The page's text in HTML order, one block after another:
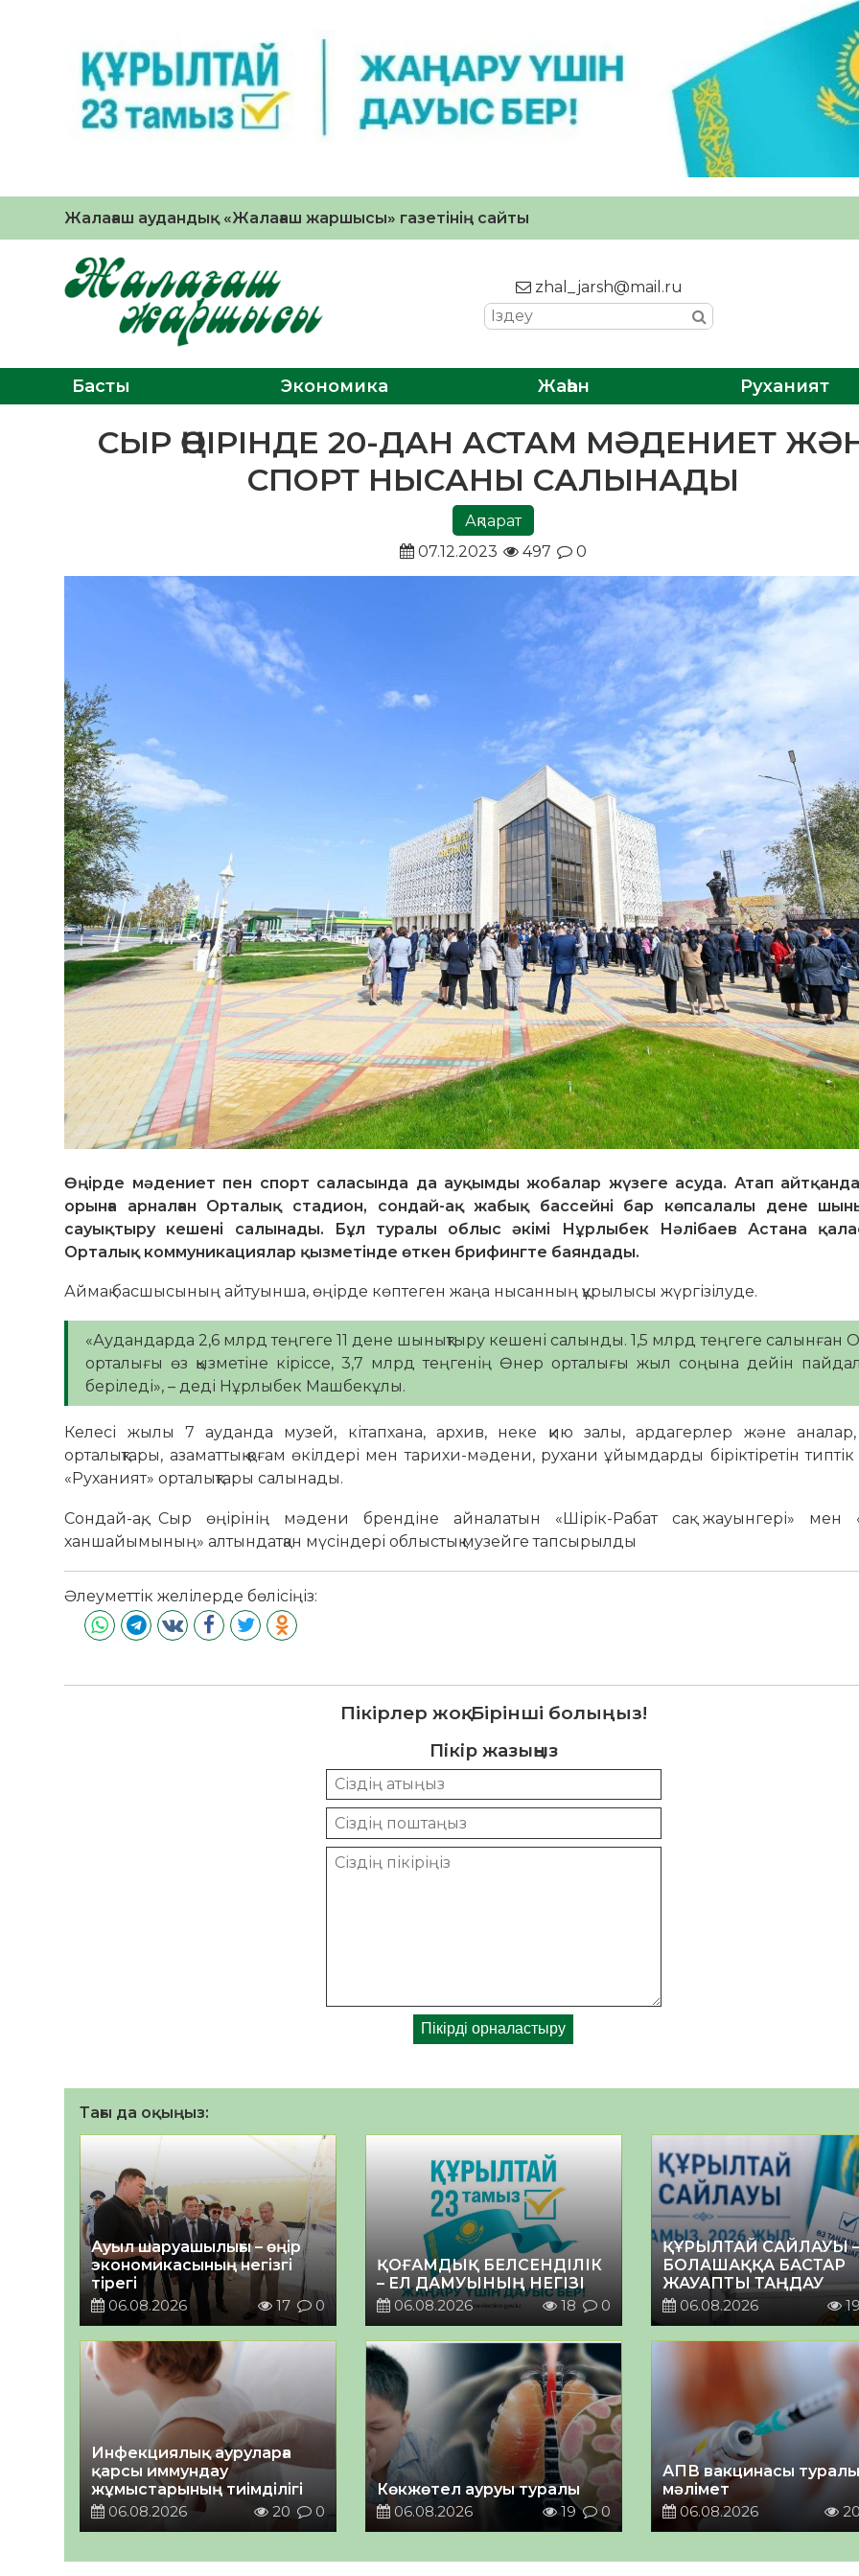
Жалағаш аудандық «Жалағаш жаршысы» газетінің сайты
zhal_jarsh@mail.ru
Басты Экономика Жаһан Руханият
СЫР ӨҢІРІНДЕ 20-ДАН АСТАМ МӘДЕНИЕТ
СПОРТ НЫСАНЫ САЛЫНАДЫ
Ақпарат
07.12.2023
497 0
Өңірде мәдениет пен спорт саласында да ауқымды жобалар жүзеге асуда. Атап
орынға арналған Орталық стадион, сондай-ақ жабық бассейні бар көпсалалы дене
сауықтыру кешені салынады. Бұл туралы облыс әкімі Нұрлыбек Нәлібаев Астана
Орталық коммуникациялар қызметінде өткен брифингте баяндады.
Аймақ басшысының айтуынша, өңірде көптеген жаңа нысанның құрылысы жүргізілуде.
«Аудандарда 2,6 млрд теңгеге 11 дене шынықтыру кешені салынды. 1,5 млрд теңгеге салынған
орталығы өз қызметіне кіріссе, 3,7 млрд теңгенің Өнер орталығы жыл соңына дейін
беріледі», – деді Нұрлыбек Машбекұлы.
Келесі жылы 7 ауданда музей, кітапхана, архив, неке қию залы, ардагерлер және аналар,
орталықтары, азаматтық қоғам өкілдері мен тарихи-мәдени, рухани ұйымдарды біріктіретін типтік
«Руханият» орталықтары салынады.
Сондай-ақ, Сыр өңірінің мәдени брендіне айналатын «Шірік-Рабат сақ жауынгері» мен
ханшайымының» алтындатқан мүсіндері облыстық музейге тапсырылды
Әлеуметтік желілерде бөлісіңіз:
Пікірлер жоқ. Бірінші болыңыз!
Пікір жазыңыз
Тағы да оқыңыз:
Ауыл шаруашылығы – өңір
экономикасының негізгі
тірегі
06.08.2026
17 0
ҚОҒАМДЫҚ БЕЛСЕНДІЛІК
– ЕЛ ДАМУЫНЫҢ НЕГІЗІ
06.08.2026
18 0
ҚҰРЫЛТАЙ САЙЛАУЫ –
БОЛАШАҚҚА БАСТАР
ЖАУАПТЫ ТАҢДАУ
06.08.2026
19
Инфекциялық ауруларға
қарсы иммундау
жұмыстарының тиімділігі
06.08.2026
20 0
Көкжөтел ауруы туралы
06.08.2026
19 0
АПВ вакцинасы туралы
мәлімет
06.08.2026
20